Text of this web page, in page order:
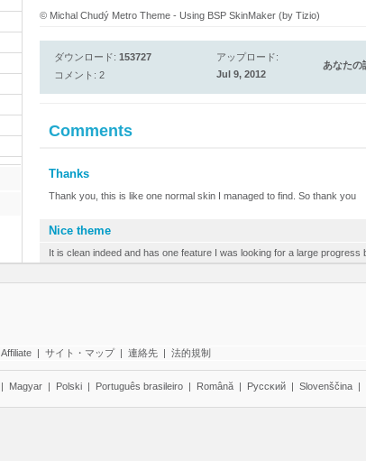
© Michal Chudý Metro Theme - Using BSP SkinMaker (by Tizio)
ダウンロード: 153727
コメント: 2
アップロード:
Jul 9, 2012
あなたの
Comments
Thanks
Thank you, this is like one normal skin I managed to find. So thank you
Nice theme
It is clean indeed and has one feature I was looking for a large progress
Affiliate | サイト・マップ | 連絡先 | 法的規制
| Magyar | Polski | Português brasileiro | Română | Pyccĸий | Slovenščina |